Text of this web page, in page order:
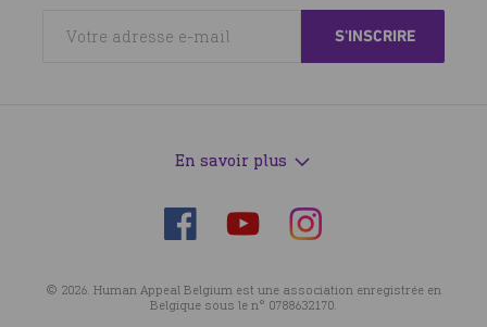
En savoir plus
Suivez-
nous
Facebook
Suivez-
YouTube
Suivez-
nous
Instagram
© 2026. Human Appeal Belgium est une association enregistrée en
Belgique sous le n° 0788632170.